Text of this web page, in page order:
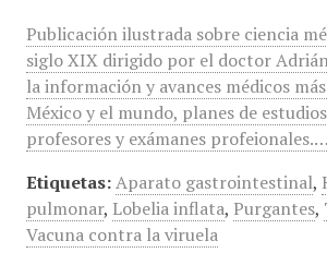
Publicación ilustrada sobre ciencia
siglo XIX dirigido por el doctor
la información y avances médicos
México y el mundo, planes de
profesores y exámanes profeionales.…
Etiquetas: Aparato gastrointestinal,
pulmonar, Lobelia inflata, Purgantes,
Vacuna contra la viruela